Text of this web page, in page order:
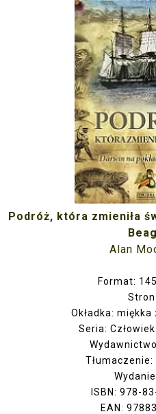
Podróż, która zmieniła
Alan
Format:
Okładka:
Seria:
ISBN: 978-
EAN: